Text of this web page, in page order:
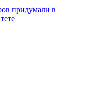
придумали в